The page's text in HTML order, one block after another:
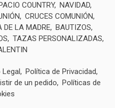
COUNTRY NAVIDAD
CRUCES COMUNIÓN
DE LA MADRE BAUTIZOS
TAZAS PERSONALIZADAS
Legal
Política de Privacidad
de un pedido
Políticas de